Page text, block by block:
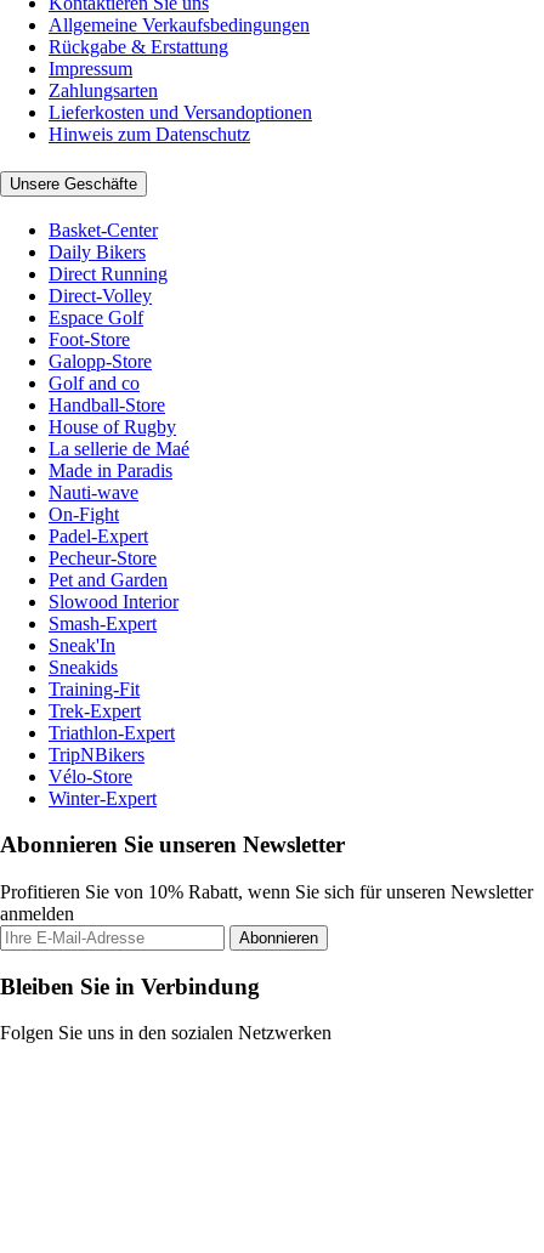
Allgemeine Verkaufsbedingungen
Rückgabe & Erstattung
Impressum
Zahlungsarten
Lieferkosten und Versandoptionen
Hinweis zum Datenschutz
Unsere Geschäfte
Basket-Center
Daily Bikers
Direct Running
Direct-Volley
Espace Golf
Foot-Store
Galopp-Store
Golf and co
Handball-Store
House of Rugby
La sellerie de Maé
Made in Paradis
Nauti-wave
On-Fight
Padel-Expert
Pecheur-Store
Pet and Garden
Slowood Interior
Smash-Expert
Sneak'In
Sneakids
Training-Fit
Trek-Expert
Triathlon-Expert
TripNBikers
Vélo-Store
Winter-Expert
Abonnieren Sie unseren Newsletter
Profitieren Sie von 10% Rabatt, wenn Sie sich für unseren Newsletter
anmelden
Abonnieren
Bleiben Sie in Verbindung
Folgen Sie uns in den sozialen Netzwerken